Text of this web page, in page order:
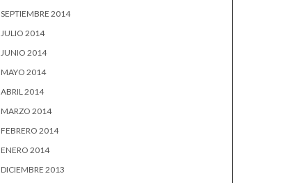
SEPTIEMBRE 2014
JULIO 2014
JUNIO 2014
MAYO 2014
ABRIL 2014
MARZO 2014
FEBRERO 2014
ENERO 2014
DICIEMBRE 2013